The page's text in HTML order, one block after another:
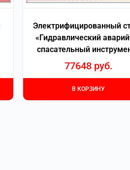
Электрифицированный
«Гидравлический
спасательный
77648 руб.
В КОРЗИНУ